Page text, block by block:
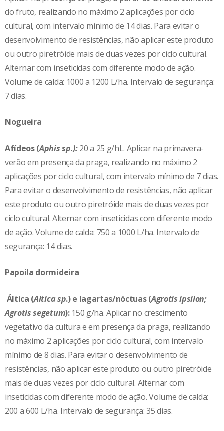
do fruto, realizando no máximo 2 aplicações por ciclo
cultural, com intervalo mínimo de 14 dias. Para evitar o
desenvolvimento de resistências, não aplicar este produto
ou outro piretróide mais de duas vezes por ciclo cultural.
Alternar com inseticidas com diferente modo de ação.
Volume de calda: 1000 a 1200 L/ha. Intervalo de segurança:
7 dias.
Nogueira
Afídeos (Aphis sp.):20 a 25 g/hL. Aplicar na primavera-
verão em presença da praga, realizando no máximo 2
aplicações por ciclo cultural, com intervalo mínimo de 7 dias.
Para evitar o desenvolvimento de resistências, não aplicar
este produto ou outro piretróide mais de duas vezes por
ciclo cultural. Alternar com inseticidas com diferente modo
de ação. Volume de calda: 750 a 1000 L/ha. Intervalo de
segurança: 14 dias.
Papoila dormideira
Áltica (Altica sp.) e lagartas/nóctuas (Agrotis ipsilon;
Agrotis segetum):150 g/ha. Aplicar no crescimento
vegetativo da cultura e em presença da praga, realizando
no máximo 2 aplicações por ciclo cultural, com intervalo
mínimo de 8 dias. Para evitar o desenvolvimento de
resistências, não aplicar este produto ou outro piretróide
mais de duas vezes por ciclo cultural. Alternar com
inseticidas com diferente modo de ação. Volume de calda:
200 a 600 L/ha. Intervalo de segurança: 35 dias.